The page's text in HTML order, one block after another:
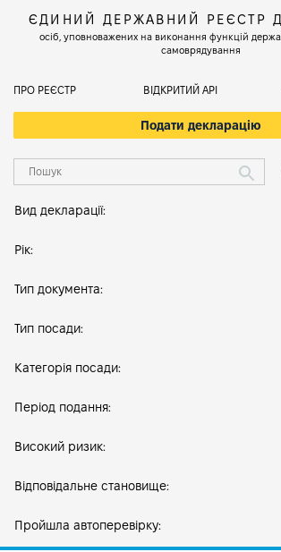
ЄДИНИЙ ДЕРЖАВНИЙ РЕЄСТР
осіб, уповноважених на виконання функцій
самоврядування
ПРО РЕЄСТР ВІДКРИТИЙ АРІ
Подати декларацію
Вид декларації:
Рік:
Тип документа:
Тип посади:
Категорія посади:
Період подання:
Високий ризик:
Відповідальне становище:
Пройшла автоперевірку: